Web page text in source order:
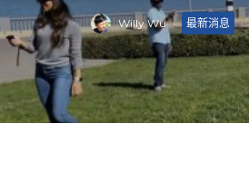
Willy Wu · 最新消息 ·